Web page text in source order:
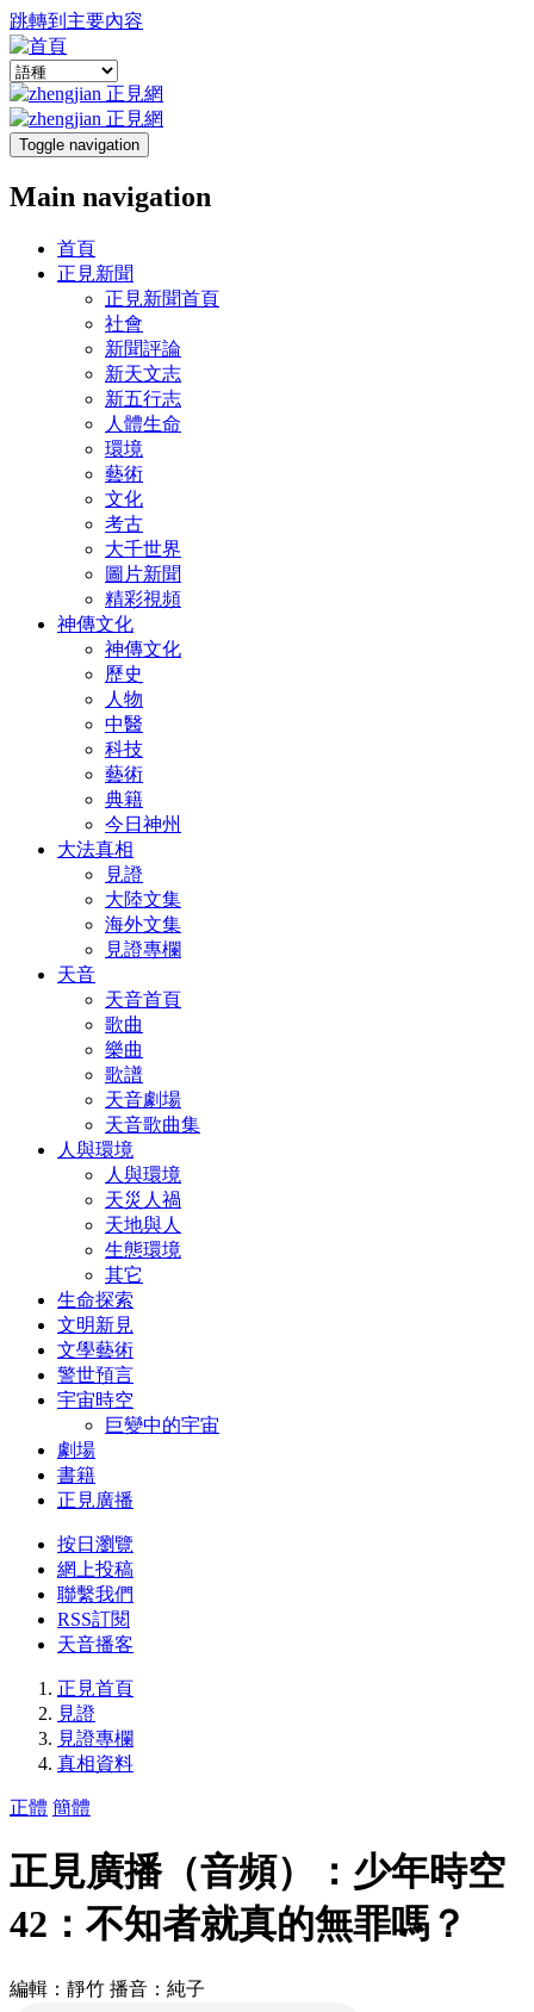
跳轉到主要內容
Toggle navigation
Main navigation
首頁
正見新聞
正見新聞首頁
社會
新聞評論
新天文志
新五行志
人體生命
環境
藝術
文化
考古
大千世界
圖片新聞
精彩視頻
神傳文化
神傳文化
歷史
人物
中醫
科技
藝術
典籍
今日神州
大法真相
見證
大陸文集
海外文集
見證專欄
天音
天音首頁
歌曲
樂曲
歌譜
天音劇場
天音歌曲集
人與環境
人與環境
天災人禍
天地與人
生態環境
其它
生命探索
文明新見
文學藝術
警世預言
宇宙時空
巨變中的宇宙
劇場
書籍
正見廣播
按日瀏覽
網上投稿
聯繫我們
RSS訂閱
天音播客
正見首頁
見證
見證專欄
真相資料
正體 簡體
正見廣播（音頻）：少年時空
42：不知者就真的無罪嗎？
編輯：靜竹 播音：純子